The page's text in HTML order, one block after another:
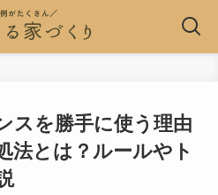
スを勝手に使う理由
法とは？ルールやト